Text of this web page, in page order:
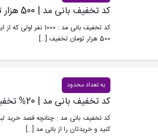
کد تخفیف بانی مد | 500 هزار تومان تخفیف برای 1000 نفر ابتدایی
کد تخفیف بانی مد :
500 هزار تومان تخفیف
[…]
به تعداد محدود
کد تخفیف بانی مد | 20% تخفیف لباس و وسایل ورزشی
کد تخفیف بانی مد : چنانچه قصد خرید
کنید و خریدتان را از بانی مد […]